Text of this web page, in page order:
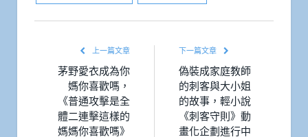
上一篇文章
茅野愛衣成為你
媽你喜歡嗎，
《普通攻擊是全
體二連擊這樣的
媽媽你喜歡嗎》
下一篇文章
偽裝成家庭教師
的刺客與大小姐
的故事，輕小說
《刺客守則》動
畫化企劃進行中